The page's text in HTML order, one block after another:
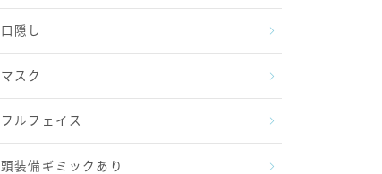
口隠し
マスク
フルフェイス
頭装備ギミックあり